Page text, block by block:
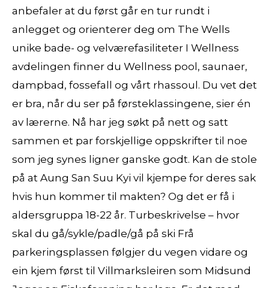
anbefaler at du først går en tur rundt i
anlegget og orienterer deg om The Wells
unike bade- og velværefasiliteter I Wellness
avdelingen finner du Wellness pool, saunaer,
dampbad, fossefall og vårt rhassoul. Du vet det
er bra, når du ser på førsteklassingene, sier én
av lærerne. Nå har jeg søkt på nett og satt
sammen et par forskjellige oppskrifter til noe
som jeg synes ligner ganske godt. Kan de stole
på at Aung San Suu Kyi vil kjempe for deres sak
hvis hun kommer til makten? Og det er få i
aldersgruppa 18-22 år. Turbeskrivelse – hvor
skal du gå/sykle/padle/gå på ski Frå
parkeringsplassen følgjer du vegen vidare og
ein kjem først til Villmarksleiren som Midsund